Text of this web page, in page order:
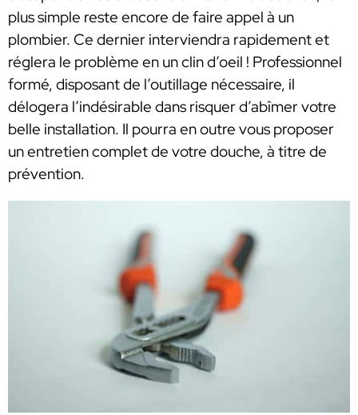
plus simple reste encore de faire appel à un
plombier. Ce dernier interviendra rapidement et
réglera le problème en un clin d’oeil ! Professionnel
formé, disposant de l’outillage nécessaire, il
délogera l’indésirable dans risquer d’abîmer votre
belle installation. Il pourra en outre vous proposer
un entretien complet de votre douche, à titre de
prévention.